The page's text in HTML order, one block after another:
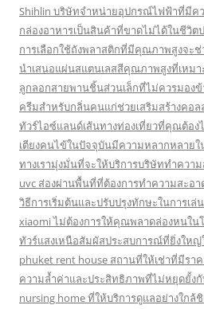
Shihlin บริษัทจำหน่ายอุปกรณ์ไฟฟ้าที่มีค
กล่องอาหารเป็นสินค้าที่ขาดไม่ได้ในชีวิต
การเลือกใช้ถังพลาสติกที่มีคุณภาพสูงจะช่
นำเสนอแผ่นสแตนเลสสีคุณภาพสูงที่เหมา
ลูกลอกสายพานชิ้นส่วนเล็กที่ไม่ควรมอง
ครีมสำหรับกลิ่นคนแก่ช่วยเสริมสร้างคอล
ทัวร์ไอซ์แลนด์เส้นทางท่องเที่ยวที่คุณต้อ
เตียงคนไข้ในปัจจุบันมีความหลากหลาย
ทางเรามุ่งมั่นที่จะให้บริการบริษัททำควา
uvc ส่องผ่านพื้นที่ที่ต้องการทำความสะอา
วิธีการเริ่มต้นและปรับปรุงทักษะในการเล่
xiaomi ไม่ต้องการให้คุณพลาดล่องหนใ
ทัวร์แสงเหนือสัมผัสประสบการณ์ที่ยิ่งใหญ่
phuket rent house สถานที่ให้เช่าที่มีรา
ความล้ำค่าและประสิทธิภาพที่ไม่หยุดยั้ง
nursing home ที่ให้บริการดูแลอย่างใกล้